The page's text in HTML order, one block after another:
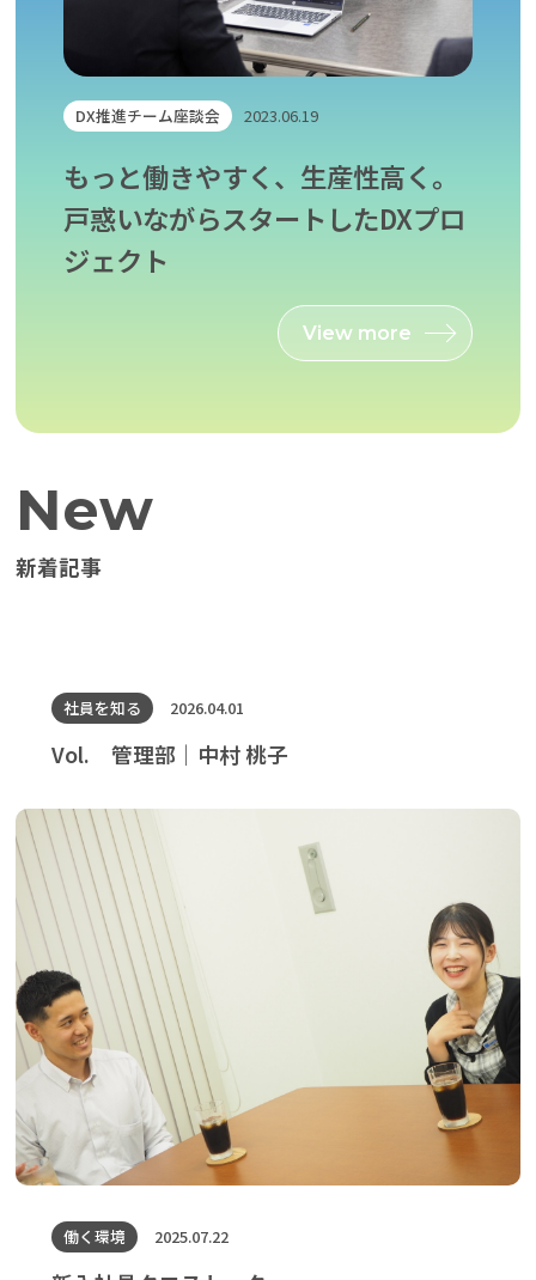
新卒採用（マイナビ2027）
新卒採用（Re就活キャンパス2027）
エントリー
DX推進チーム座談会 2023.06.19
もっと働きやすく、生産性高く。
戸惑いながらスタートしたDXプロ
ジェクト
View more
New
新着記事
社員を知る 2026.04.01
Vol. 管理部｜中村 桃子
働く環境 2025.07.22